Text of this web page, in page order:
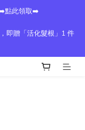
點此領取➡️
即贈「活化髮根」1 件